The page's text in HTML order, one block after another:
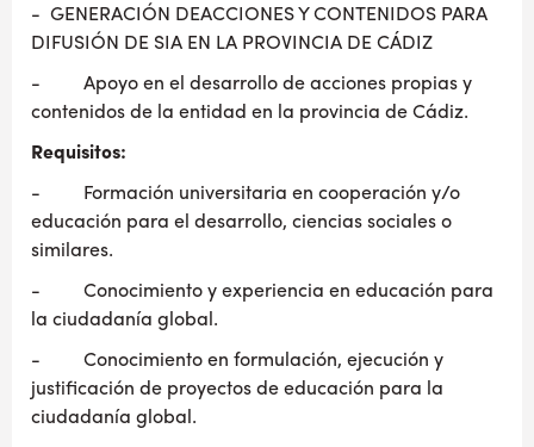
- GENERACIÓN DEACCIONES Y CONTENIDOS PARA
DIFUSIÓN DE SIA EN LA PROVINCIA DE CÁDIZ
- Apoyo en el desarrollo de acciones propias y
contenidos de la entidad en la provincia de Cádiz.
Requisitos:
- Formación universitaria en cooperación y/o
educación para el desarrollo, ciencias sociales o
similares.
- Conocimiento y experiencia en educación para
la ciudadanía global.
- Conocimiento en formulación, ejecución y
justificación de proyectos de educación para la
ciudadanía global.